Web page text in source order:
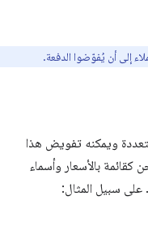
إلى أن يُفوّضوا الدفعة.
ويمكنه تفويض هذا
بالأسعار وأسماء
على سبيل المثال: